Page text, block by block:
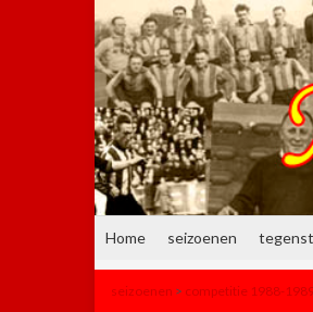
Home seizoenen
seizoenen > competitie 1988-